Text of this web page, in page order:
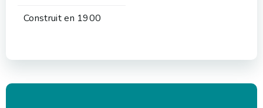
Construit en 1900